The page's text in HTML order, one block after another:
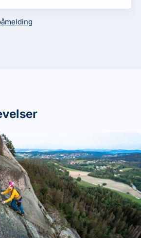
på ukjent klippe
metoder for kameratredning